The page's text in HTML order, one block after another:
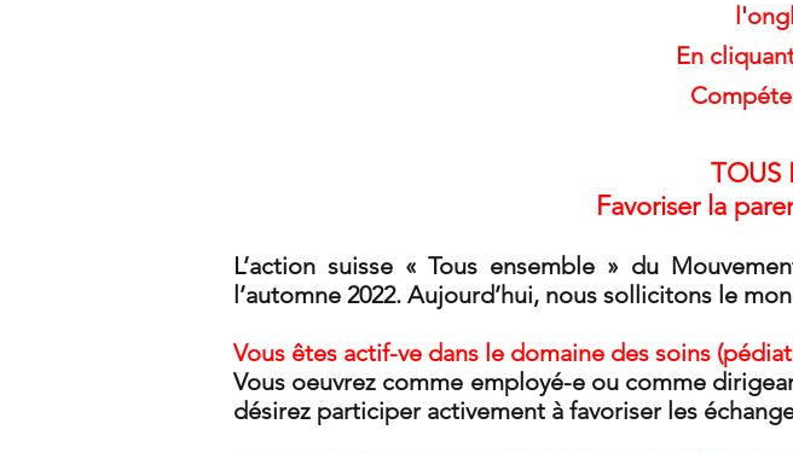
En
TOUS
Favoriser la
L’action suisse « Tous ensemble » du
l’automne 2022. Aujourd’hui, nous sollicitons le
Vous êtes actif-ve dans le domaine des soins
Vous oeuvrez comme employé-e ou comme
désirez participer activement à favoriser les